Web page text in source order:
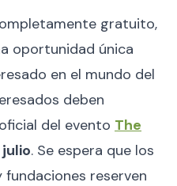
gratuito,
oportunidad única
en el mundo del
deben
del evento The
. Se espera que los
fundaciones reserven